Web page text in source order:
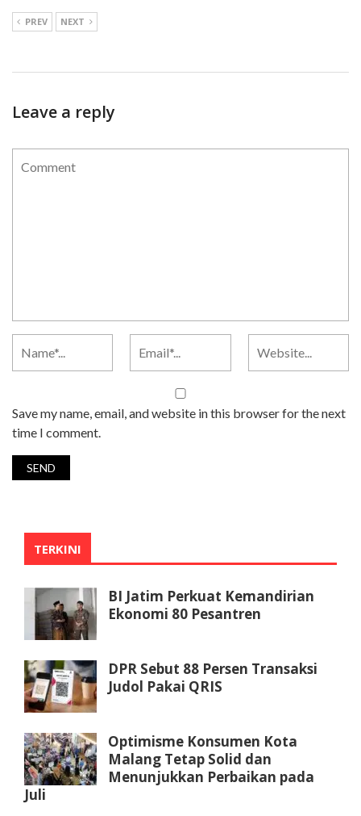
PREV NEXT
Leave a reply
Save my name, email, and website in this browser for the next
time I comment.
TERKINI
BI Jatim Perkuat Kemandirian
Ekonomi 80 Pesantren
DPR Sebut 88 Persen Transaksi
Judol Pakai QRIS
Optimisme Konsumen Kota
Malang Tetap Solid dan
Menunjukkan Perbaikan pada
Juli